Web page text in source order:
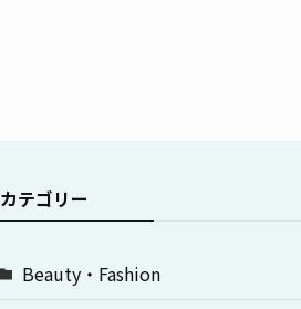
カテゴリー
Beauty・Fashion